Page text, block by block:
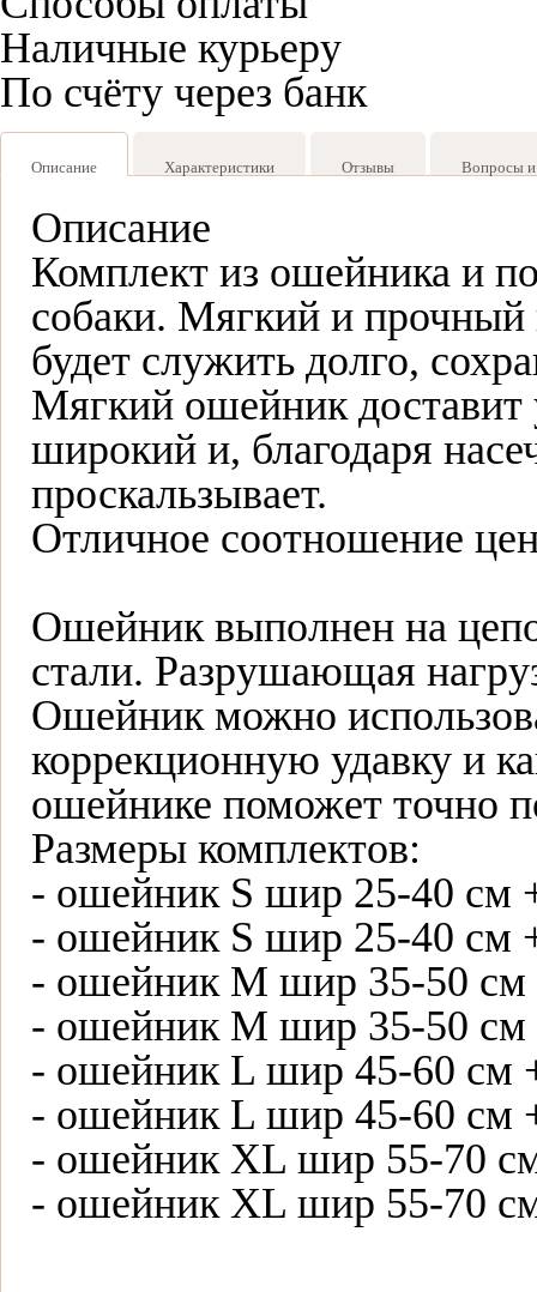
Наличные курьеру
По счёту через банк
Описание Характеристики Отзывы Вопросы и
Описание
Комплект из ошейника и
собаки. Мягкий и
будет служить долго,
Мягкий ошейник доставит
широкий и, благодаря
проскальзывает.
Отличное соотношение
Ошейник выполнен на
стали. Разрушающая
Ошейник можно
коррекционную удавку и
ошейнике поможет точно
Размеры комплектов:
- ошейник S шир 25-40 см
- ошейник S шир 25-40 см
- ошейник M шир 35-50 см
- ошейник M шир 35-50 см
- ошейник L шир 45-60 см
- ошейник L шир 45-60 см
- ошейник XL шир 55-70
- ошейник XL шир 55-70